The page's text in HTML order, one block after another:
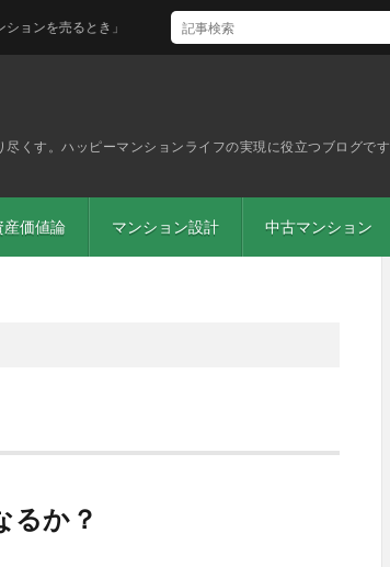
くす。ハッピーマンションライフの実現に役立つブログです
産価値論 マンション設計 中古マンション
売るとき」
るか？